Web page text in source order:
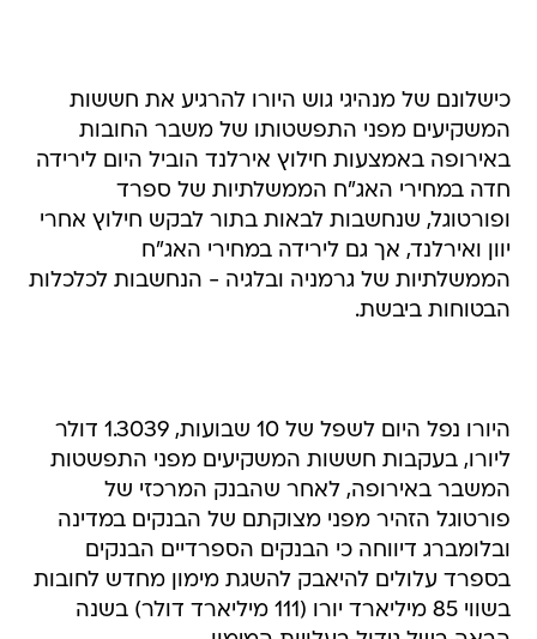
באירופה באמצעות חילוץ אירלנד הוביל היום לירידה
חדה במחירי האג"ח הממשלתיות של ספרד
ופורטוגל, שנחשבות לבאות בתור לבקש חילוץ אחרי
יוון ואירלנד, אך גם לירידה במחירי האג"ח
הממשלתיות של גרמניה ובלגיה - הנחשבות לכלכלות
הבטוחות ביבשת.
המשבר באירופה, לאחר שהבנק המרכזי של
פורטוגל הזהיר מפני מצוקתם של הבנקים במדינה
ובלומברג דיווחה כי הבנקים הספרדיים הבנקים
בספרד עלולים להיאבק להשגת מימון מחדש לחובות
בשווי 85 מיליארד יורו (111 מיליארד דולר) בשנה
הבאה בשל גידול בעלויות המימון.